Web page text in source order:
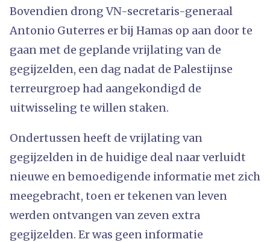
Bovendien drong VN-secretaris-generaal
Antonio Guterres er bij Hamas op aan door te
gaan met de geplande vrijlating van de
gegijzelden, een dag nadat de Palestijnse
terreurgroep had aangekondigd de
uitwisseling te willen staken.
Ondertussen heeft de vrijlating van
gegijzelden in de huidige deal naar verluidt
nieuwe en bemoedigende informatie met zich
meegebracht, toen er tekenen van leven
werden ontvangen van zeven extra
gegijzelden. Er was geen informatie